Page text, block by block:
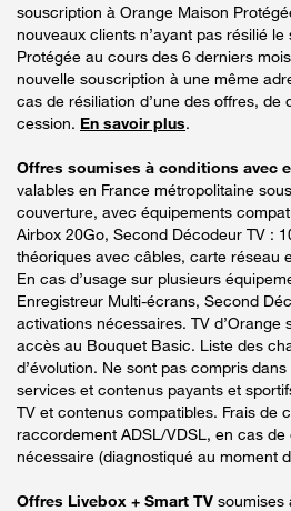
souscription à Orange Maison
nouveaux clients n’ayant pas résilié
Protégée au cours des 6 derniers
nouvelle souscription à une même
cas de résiliation d’une des offres, de
cession. En savoir plus.
Offres soumises à conditions avec
valables en France métropolitaine
couverture, avec équipements
Airbox 20Go, Second Décodeur TV :
théoriques avec câbles, carte réseau
En cas d’usage sur plusieurs
Enregistreur Multi-écrans, Second
activations nécessaires. TV d’Orange
accès au Bouquet Basic. Liste des
d’évolution. Ne sont pas compris
services et contenus payants et
TV et contenus compatibles. Frais de
raccordement ADSL/VDSL, en cas
nécessaire (diagnostiqué au moment
Offres Livebox + Smart TV soumises